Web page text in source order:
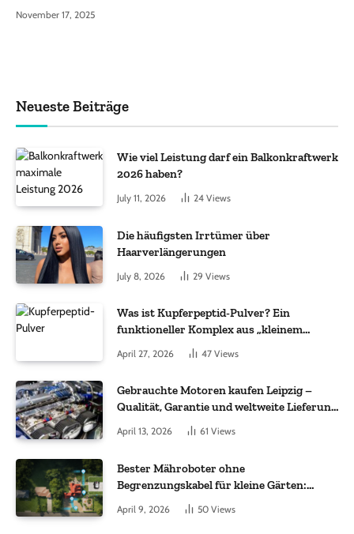
November 17, 2025
Neueste Beiträge
Wie viel Leistung darf ein Balkonkraftwerk
2026 haben?
July 11, 2026 24 Views
Die häufigsten Irrtümer über
Haarverlängerungen
July 8, 2026 29 Views
Was ist Kupferpeptid-Pulver? Ein
funktioneller Komplex aus „kleinem
Molekül + Metall“
April 27, 2026 47 Views
Gebrauchte Motoren kaufen Leipzig –
Qualität, Garantie und weltweite Lieferung
April 13, 2026 61 Views
Bester Mähroboter ohne
Begrenzungskabel für kleine Gärten:
Worauf es bei 200 bis 500 m² wirklich
ankommt
April 9, 2026 50 Views